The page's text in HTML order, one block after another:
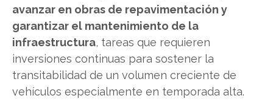
avanzar en obras de repavimentación y
garantizar el mantenimiento de la
infraestructura, tareas que requieren
inversiones continuas para sostener la
transitabilidad de un volumen creciente de
vehículos especialmente en temporada alta.